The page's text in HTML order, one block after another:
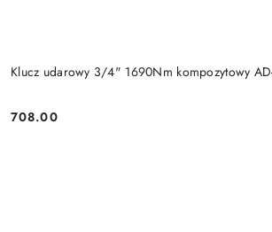
Klucz udarowy 3/4" 1690Nm kompozytowy
Cena:
708.00